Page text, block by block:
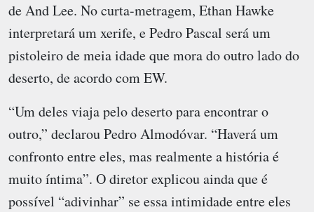
de And Lee. No curta-metragem, Ethan Hawke
interpretará um xerife, e Pedro Pascal será um
pistoleiro de meia idade que mora do outro lado do
deserto, de acordo com EW.
“Um deles viaja pelo deserto para encontrar o
outro,” declarou Pedro Almodóvar. “Haverá um
confronto entre eles, mas realmente a história é
muito íntima”. O diretor explicou ainda que é
possível “adivinhar” se essa intimidade entre eles